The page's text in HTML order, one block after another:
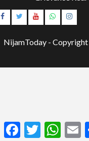
NijamToday -
FacebookTwitter